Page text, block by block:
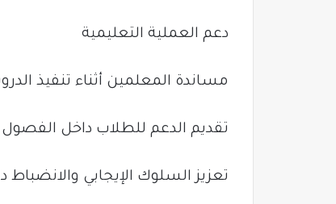
دعم العملية التعليمية
مساندة المعلمين أثناء تنفيذ
تقديم الدعم للطلاب داخل الفصول
تعزيز السلوك الإيجابي والانضباط